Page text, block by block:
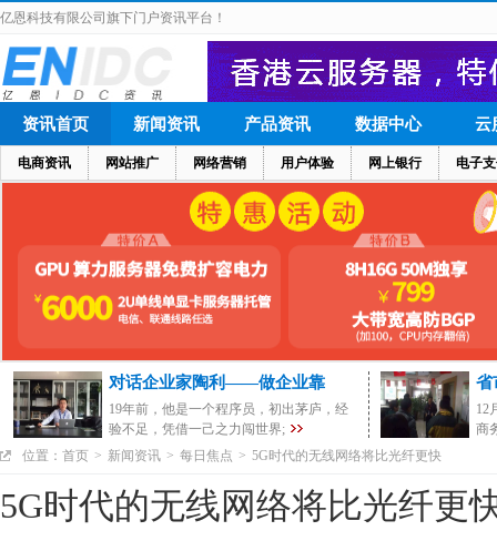
亿恩科技有限公司旗下门户资讯平台！
资讯首页
电商资讯 网站推广 网络营销 用户体验 网上银行 电子
新闻资讯 产品资讯 数据中心 云
对话企业家陶利——做企业靠
19年前，他是一个程序员，初出茅庐，经
验不足，凭借一己之力闯世界;
省
12
商
位置： 首页 > 新闻资讯 > 每日焦点 > 5G时代的无线网络将比光纤更快
5G时代的无线网络将比光纤更